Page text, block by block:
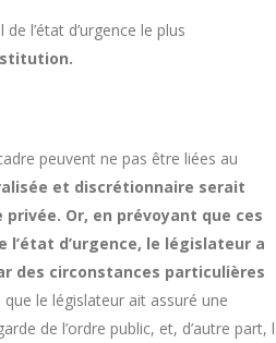
l’état d’urgence le plus
peuvent ne pas être liées au
et discrétionnaire serait
Or, en prévoyant que ces
d’urgence, le législateur a
des circonstances particulières
que le législateur ait assuré une
de l’ordre public, et, d’autre part,